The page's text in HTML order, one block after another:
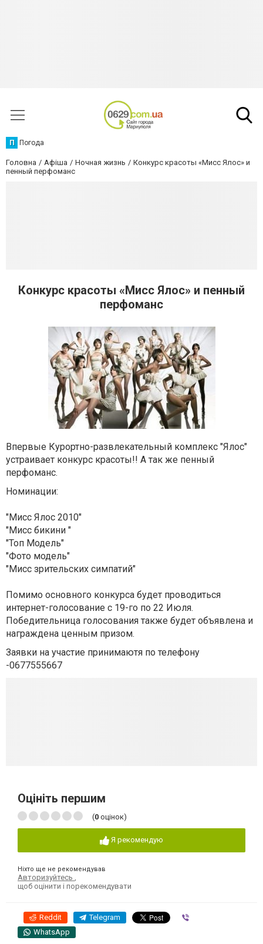
П Погода
Головна Афіша Ночная жизнь
Конкурс красоты «Мисс Ялос» и
пенный перфоманс
Конкурс красоты «Мисс Ялос» и пенный
перфоманс
Впервые Курортно-развлекательный комплекс "Ялос"
устраивает конкурс красоты!! А так же пенный
перфоманс.
Номинации:
"Мисс Ялос 2010"
"Мисс бикини "
"Топ Модель"
"Фото модель"
"Мисс зрительских симпатий"
Помимо основного конкурса будет проводиться
интернет-голосование с 19-го по 22 Июля.
Победительница голосования также будет объявлена и
награждена ценным призом.
Заявки на участие принимаютя по телефону
-0677555667
Оцініть першим
(0 оцінок)
Я рекомендую
Ніхто ще не рекомендував
Авторизуйтесь
щоб оцінити і порекомендувати
Reddit Telegram
WhatsApp